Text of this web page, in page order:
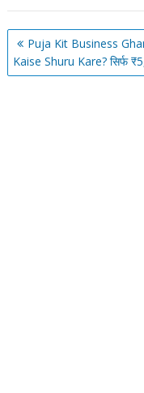
Post
navigation
Puja Kit Business
Kaise Shuru Kare? सिर्फ